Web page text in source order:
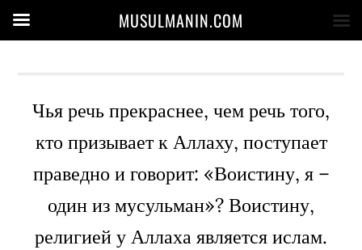
Чья речь прекраснее, чем речь того,
кто призывает к Аллаху, поступает
праведно и говорит: «Воистину, я –
один из мусульман»? Воистину,
религией у Аллаха является ислам.
MUSULMANIN.COM